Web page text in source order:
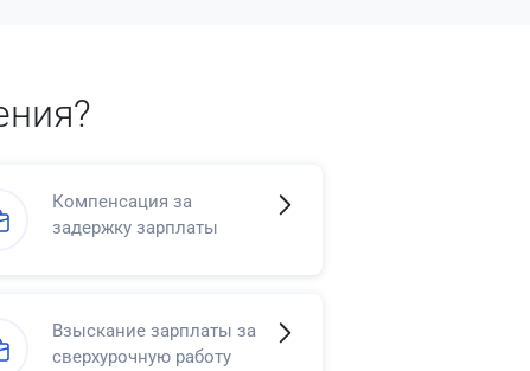
Компенсация за
задержку зарплаты
Взыскание зарплаты за
сверхурочную работу